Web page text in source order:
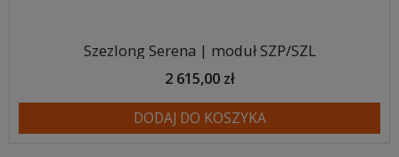
Szezlong Serena | moduł SZP/SZL
2 615,00 zł
DODAJ DO KOSZYKA